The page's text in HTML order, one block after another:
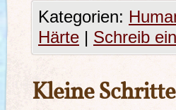
Kategorien:
Härte | Schreib
Kleine Schritte